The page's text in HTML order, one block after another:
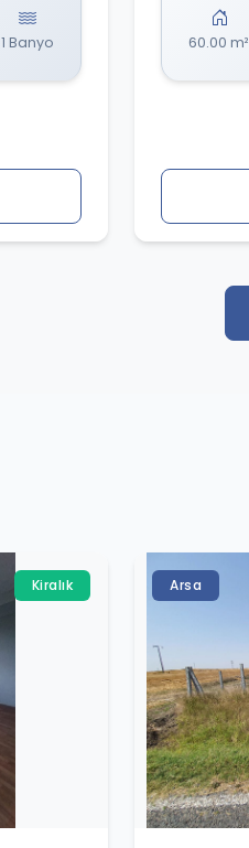
1 Banyo 60.00 m²
Kiralık Arsa